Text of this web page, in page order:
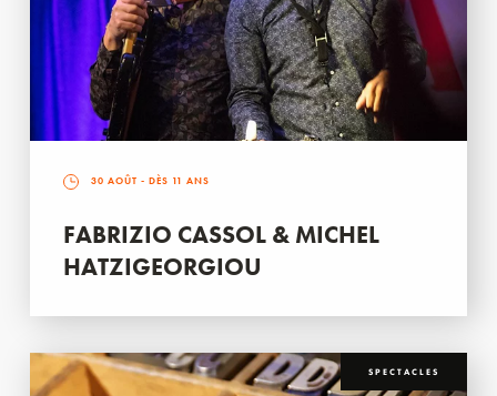
30 AOÛT - DÈS 11 ANS
FABRIZIO CASSOL & MICHEL
HATZIGEORGIOU
SPECTACLES